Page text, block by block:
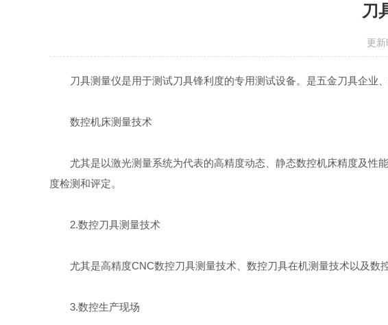
刀
更
刀具测量仪是用于测试刀具锋利度的专用测试设备。是五金刀具企业、
数控机床测量技术
尤其是以激光测量系统为代表的高精度动态、静态数控机床精度及性
度检测和评定。
2.数控刀具测量技术
尤其是高精度CNC数控刀具测量技术、数控刀具在机测量技术以及数控
3.数控生产现场